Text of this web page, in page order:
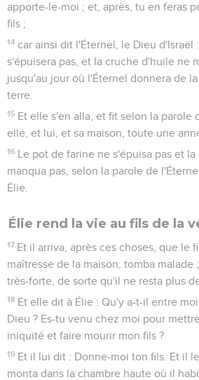
apporte-le-moi ; et, après, tu en feras
fils ;
14 car ainsi dit l'Éternel, le Dieu d'Israël
s'épuisera pas, et la cruche d'huile ne
jusqu'au jour où l'Éternel donnera de
terre.
15 Et elle s'en alla, et fit selon la parole
elle, et lui, et sa maison, toute une
16 Le pot de farine ne s'épuisa pas et
manqua pas, selon la parole de
Élie.
Élie rend la vie au fils de la
17 Et il arriva, après ces choses, que le
maîtresse de la maison, tomba malade
très-forte, de sorte qu'il ne resta plus
18 Et elle dit à Élie : Qu'y a-t-il entre
Dieu ? Es-tu venu chez moi pour
iniquité et faire mourir mon fils ?
19 Et il lui dit : Donne-moi ton fils. Et il
monta dans la chambre haute où il